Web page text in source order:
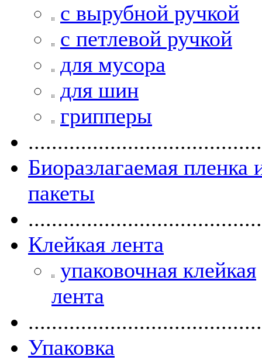
с вырубной ручкой
с петлевой ручкой
для мусора
для шин
грипперы
Биоразлагаемая пленка
пакеты
Клейкая лента
упаковочная клейкая
лента
Упаковка